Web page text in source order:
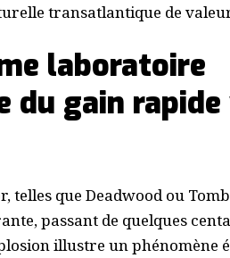
transatlantique de
laboratoire
du gain
telles que Deadwood ou
passant de quelques
illustre un phénomène